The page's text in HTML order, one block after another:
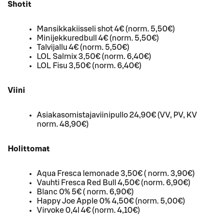
Shotit
Mansikkakiisseli shot 4€ (norm. 5,50€)
Minijekkuredbull 4€ (norm. 5,50€)
Talvijallu 4€ (norm. 5,50€)
LOL Salmix 3,50€ (norm. 6,40€)
LOL Fisu 3,50€ (norm. 6,40€)
Viini
Asiakasomistajaviinipullo 24,90€ (VV, PV, KV
norm. 48,90€)
Holittomat
Aqua Fresca lemonade 3,50€ ( norm. 3,90€)
Vauhti Fresca Red Bull 4,50€ (norm. 6,90€)
Blanc 0% 5€ ( norm. 6,90€)
Happy Joe Apple 0% 4,50€ (norm. 5,00€)
Virvoke 0,4l 4€ (norm. 4,10€)